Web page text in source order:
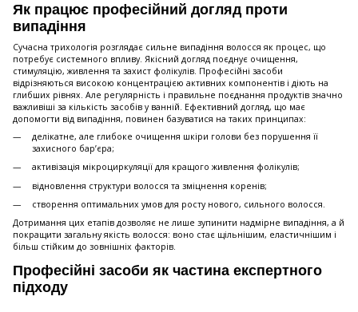
Як працює професійний догляд проти
випадіння
Сучасна трихологія розглядає сильне випадіння волосся як процес, що
потребує системного впливу. Якісний догляд поєднує очищення,
стимуляцію, живлення та захист фолікулів. Професійні засоби
відрізняються високою концентрацією активних компонентів і діють на
глибших рівнях. Але регулярність і правильне поєднання продуктів значно
важливіші за кількість засобів у ванній. Ефективний догляд, що має
допомогти від випадіння, повинен базуватися на таких принципах:
делікатне, але глибоке очищення шкіри голови без порушення її
захисного бар’єра;
активізація мікроциркуляції для кращого живлення фолікулів;
відновлення структури волосся та зміцнення коренів;
створення оптимальних умов для росту нового, сильного волосся.
Дотримання цих етапів дозволяє не лише зупинити надмірне випадіння, а й
покращити загальну якість волосся: воно стає щільнішим, еластичнішим і
більш стійким до зовнішніх факторів.
Професійні засоби як частина експертного
підходу